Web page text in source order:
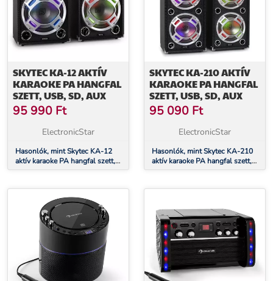
SKYTEC KA-12 AKTÍV
KARAOKE PA HANGFAL
SZETT, USB, SD, AUX
95 990 Ft
ElectronicStar
Hasonlók, mint Skytec KA-12
aktív karaoke PA hangfal szett,
USB, SD, AUX
SKYTEC KA-210 AKTÍV
KARAOKE PA HANGFAL
SZETT, USB, SD, AUX
95 090 Ft
ElectronicStar
Hasonlók, mint Skytec KA-210
aktív karaoke PA hangfal szett,
USB, SD, AUX